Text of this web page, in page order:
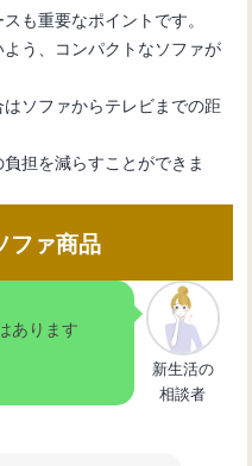
も重要なポイントです。
う、コンパクトなソファが
ソファからテレビまでの距
担を減らすことができま
ファ商品
あります
新生活の
相談者